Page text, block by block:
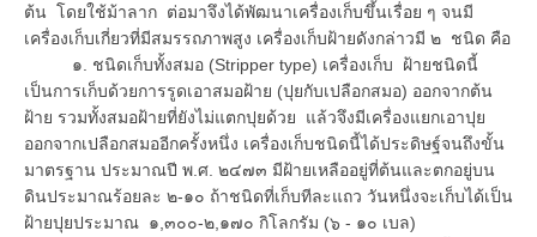
ต้น โดยใช้ม้าลาก ต่อมาจึงได้พัฒนาเครื่องเก็บขึ้นเรื่อย ๆ จนมี
เครื่องเก็บเกี่ยวที่มีสมรรถภาพสูง เครื่องเก็บฝ้ายดังกล่าวมี ๒ ชนิด คือ
๑. ชนิดเก็บทั้งสมอ (Stripper type) เครื่องเก็บ ฝ้ายชนิดนี้
เป็นการเก็บด้วยการรูดเอาสมอฝ้าย (ปุยกับเปลือกสมอ) ออกจากต้น
ฝ้าย รวมทั้งสมอฝ้ายที่ยังไม่แตกปุยด้วย แล้วจึงมีเครื่องแยกเอาปุย
ออกจากเปลือกสมออีกครั้งหนึ่ง เครื่องเก็บชนิดนี้ได้ประดิษฐ์จนถึงขั้น
มาตรฐาน ประมาณปี พ.ศ. ๒๔๗๓ มีฝ้ายเหลืออยู่ที่ต้นและตกอยู่บน
ดินประมาณร้อยละ ๒-๑๐ ถ้าชนิดที่เก็บทีละแถว วันหนึ่งจะเก็บได้เป็น
ฝ้ายปุยประมาณ ๑,๓๐๐-๒,๑๗๐ กิโลกรัม (๖ - ๑๐ เบล)